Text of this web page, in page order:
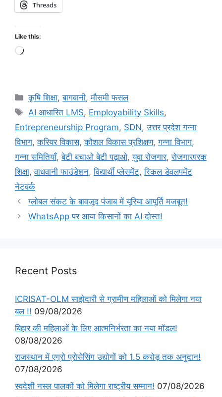
Threads
Like this:
कृषि शिक्षा,बागवानी,मौसमी फसल
AI आधारित LMS, Employability Skills,
Entrepreneurship Program, SDN,उत्तर प्रदेश गन्ना
विभाग,करियर विकास,कौशल विकास प्रशिक्षण,गन्ना विभाग,
गन्ना समितियाँ,बेटी बचाओ बेटी पढ़ाओ,युवा रोजगार,रोजगारपरक
शिक्षा,वाधवानी फाउंडेशन,विद्यार्थी प्लेसमेंट,स्किल डेवलपमेंट
नेटवर्क
ग्लोबल संकट के बावजूद पंजाब में यूरिया आपूर्ति मजबूत!
WhatsApp पर आया किसानों का AI दोस्त!
Recent Posts
ICRISAT-OLM साझेदारी से ग्रामीण महिलाओं को मिलेगा नया
बल !! 09/08/2026
बिहार की महिलाओं के लिए आत्मनिर्भरता का नया मॉडल!
08/08/2026
राजस्थान में एग्रो प्रोसेसिंग उद्योगों को 1.5 करोड़ तक अनुदान!
07/08/2026
स्वदेशी नस्ल पालकों को मिलेगा राष्ट्रीय सम्मान! 07/08/2026